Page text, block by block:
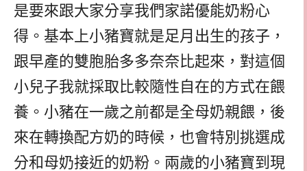
是要來跟大家分享我們家諾優能奶粉心
得。基本上小豬寶就是足月出生的孩子，
跟早產的雙胞胎多多奈奈比起來，對這個
小兒子我就採取比較隨性自在的方式在餵
養。小豬在一歲之前都是全母奶親餵，後
來在轉換配方奶的時候，也會特別挑選成
分和母奶接近的奶粉。兩歲的小豬寶到現